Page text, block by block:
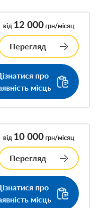
від 12 000грн/місяц
Перегляд
про
місць
від 10 000грн/місяц
Перегляд
про
місць